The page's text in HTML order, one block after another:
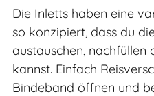
Die Inletts haben eine
so konzipiert, dass du
austauschen, nachfüllen
kannst. Einfach
Bindeband öffnen und